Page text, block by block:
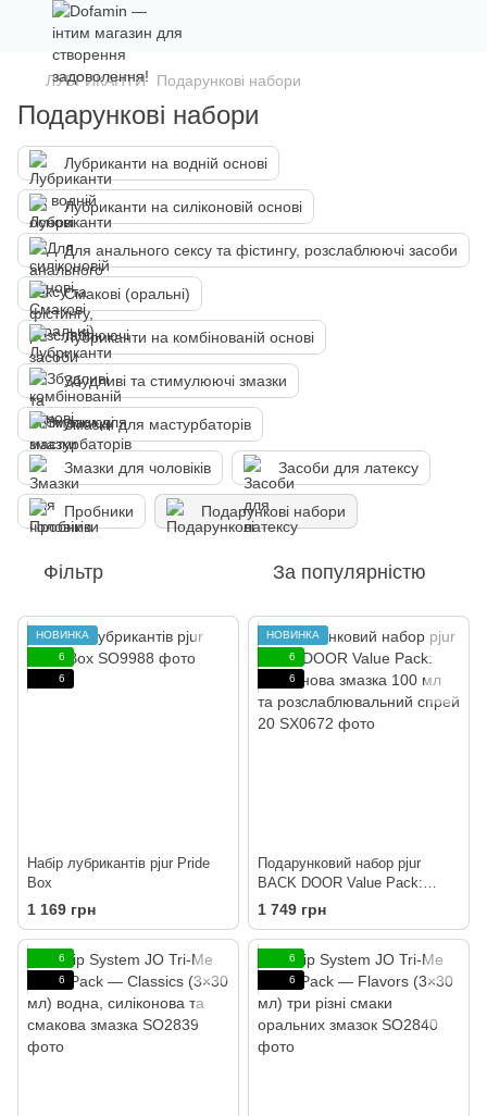
ЛУБРИКАНТИ Подарункові набори
Подарункові набори
Лубриканти на водній основі
Лубриканти на силіконовій основі
Для анального сексу та фістингу, розслаблюючі засоби
Смакові (оральні)
Лубриканти на комбінованій основі
Збудливі та стимулюючі змазки
Змазки для мастурбаторів
Змазки для чоловіків Засоби для латексу
Пробники Подарункові набори
Фільтр За популярністю
НОВИНКА
6
6
Набір лубрикантів pjur Pride
Box
1 169 грн
НОВИНКА
6
6
Подарунковий набор pjur
BACK DOOR Value Pack:
силіконова змазка 100 мл та
розслаблювальний спрей 20
1 749 грн
6
6
6
6